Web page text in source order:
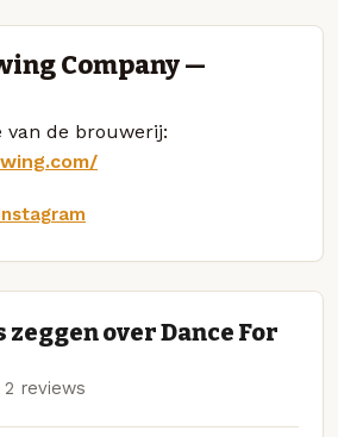
Company —
van de brouwerij:
over Dance For
2 reviews